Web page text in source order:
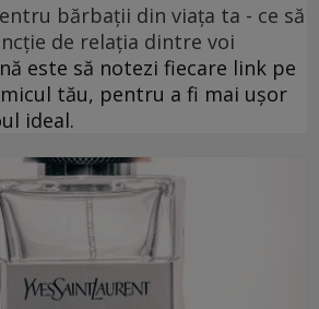
bărbații din viața ta - ce să
de relația dintre voi
este să notezi fiecare link pe
tău, pentru a fi mai ușor
ideal.